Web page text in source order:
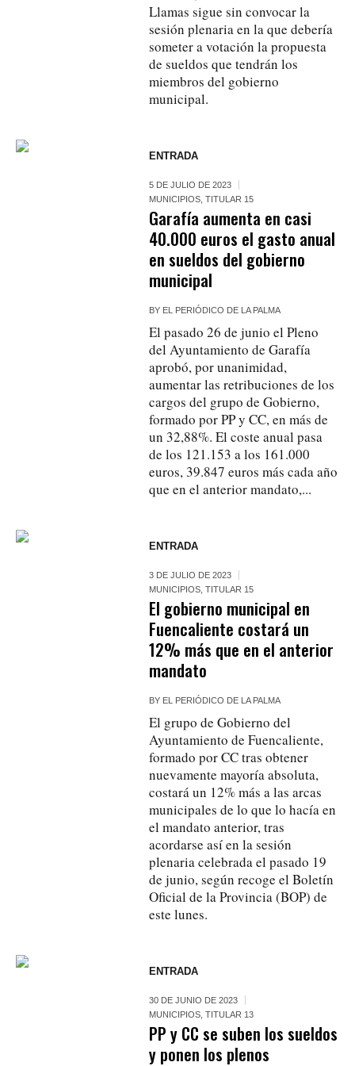
Llamas sigue sin convocar la
sesión plenaria en la que debería
someter a votación la propuesta
de sueldos que tendrán los
miembros del gobierno
municipal.
ENTRADA
5 DE JULIO DE 2023
MUNICIPIOS ,TITULAR 15
Garafía aumenta en casi
40.000 euros el gasto anual
en sueldos del gobierno
municipal
BY EL PERIÓDICO DE LA PALMA
El pasado 26 de junio el Pleno
del Ayuntamiento de Garafía
aprobó, por unanimidad,
aumentar las retribuciones de los
cargos del grupo de Gobierno,
formado por PP y CC, en más de
un 32,88%. El coste anual pasa
de los 121.153 a los 161.000
euros, 39.847‬ euros más cada año
que en el anterior mandato,...
ENTRADA
3 DE JULIO DE 2023
MUNICIPIOS ,TITULAR 15
El gobierno municipal en
Fuencaliente costará un
12% más que en el anterior
mandato
BY EL PERIÓDICO DE LA PALMA
El grupo de Gobierno del
Ayuntamiento de Fuencaliente,
formado por CC tras obtener
nuevamente mayoría absoluta,
costará un 12% más a las arcas
municipales de lo que lo hacía en
el mandato anterior, tras
acordarse así en la sesión
plenaria celebrada el pasado 19
de junio, según recoge el Boletín
Oficial de la Provincia (BOP) de
este lunes.
ENTRADA
30 DE JUNIO DE 2023
MUNICIPIOS ,TITULAR 13
PP y CC se suben los sueldos
y ponen los plenos